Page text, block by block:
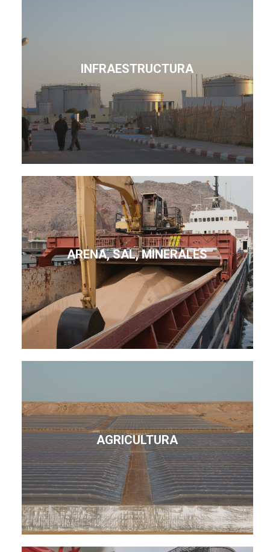
INFRAESTRUCTURA
ARENA, SAL, MINERALES
AGRICULTURA